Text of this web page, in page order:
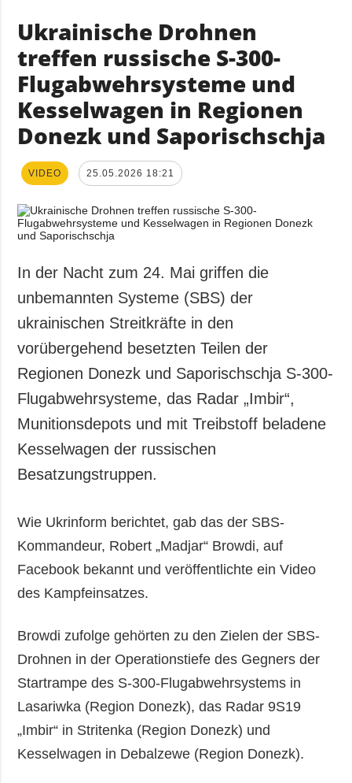
Ukrainische Drohnen
treffen russische S-300-
Flugabwehrsysteme und
Kesselwagen in Regionen
Donezk und Saporischschja
VIDEO 25.05.2026 18:21
In der Nacht zum 24. Mai griffen die
unbemannten Systeme (SBS) der
ukrainischen Streitkräfte in den
vorübergehend besetzten Teilen der
Regionen Donezk und Saporischschja S-300-
Flugabwehrsysteme, das Radar „Imbir“,
Munitionsdepots und mit Treibstoff beladene
Kesselwagen der russischen
Besatzungstruppen.
Wie Ukrinform berichtet, gab das der SBS-
Kommandeur, Robert „Madjar“ Browdi, auf
Facebook bekannt und veröffentlichte ein Video
des Kampfeinsatzes.
Browdi zufolge gehörten zu den Zielen der SBS-
Drohnen in der Operationstiefe des Gegners der
Startrampe des S-300-Flugabwehrsystems in
Lasariwka (Region Donezk), das Radar 9S19
„Imbir“ in Stritenka (Region Donezk) und
Kesselwagen in Debalzewe (Region Donezk).